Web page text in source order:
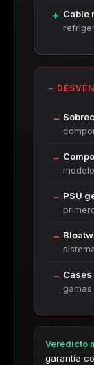
Cable
−
PSU
Veredicto
garantía